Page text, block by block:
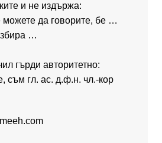
и не издържа:
да говорите, бе …
…
гърди авторитетно:
съм гл. ас. д.ф.н. чл.-кор